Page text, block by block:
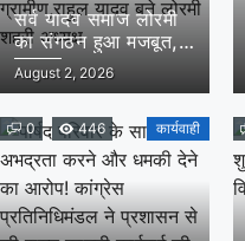
सर्व यादव समाज लोरमी
का संगठन हुआ मजबूत,
ग्रामीण व नगरीय इकाई
का सर्वसम्मति से
ग्रामीण,राहुल यादव बने
लोरमी शहरी अध्यक्ष
August 2, 2026
0 446 कार्यवाही